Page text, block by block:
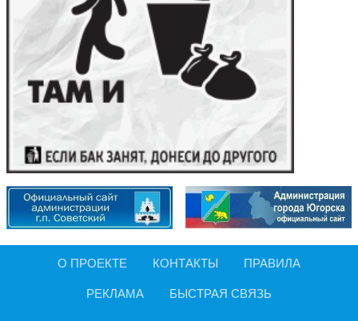
О ПРОЕКТЕ КОНТАКТЫ ПРАВИЛА
РЕКЛАМА БЫСТРАЯ СВЯЗЬ